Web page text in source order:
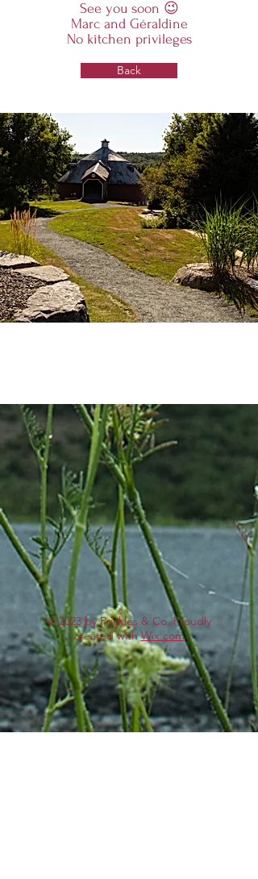
See you soon 😉
Marc and Géraldine
No kitchen privileges
Back
© 2023 by Prickles & Co. Proudly
created withWix.com